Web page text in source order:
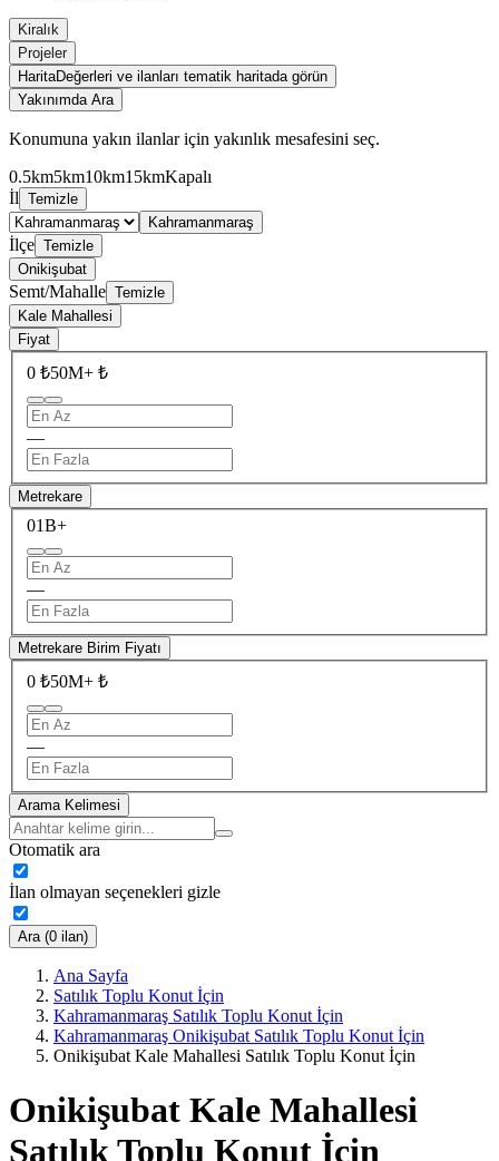
Kiralık
Projeler
HaritaDeğerleri ve ilanları tematik haritada görün
Yakınımda Ara
Konumuna yakın ilanlar için yakınlık mesafesini seç.
0.5km5km10km15kmKapalı
İl Temizle
Kahramanmaraş
İlçe Temizle
Onikişubat
Semt/Mahalle Temizle
Kale Mahallesi
Fiyat
0 ₺50M+ ₺
—
Metrekare
01B+
—
Metrekare Birim Fiyatı
0 ₺50M+ ₺
—
Arama Kelimesi
Otomatik ara
İlan olmayan seçenekleri gizle
Ara (0 ilan)
Ana Sayfa
Satılık Toplu Konut İçin
Kahramanmaraş Satılık Toplu Konut İçin
Kahramanmaraş Onikişubat Satılık Toplu Konut İçin
Onikişubat Kale Mahallesi Satılık Toplu Konut İçin
Onikişubat Kale Mahallesi
Satılık Toplu Konut İçin